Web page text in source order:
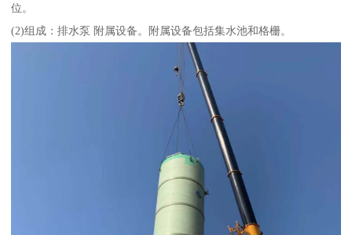
位。
(2)组成：排水泵 附属设备。附属设备包括集水池和格栅。